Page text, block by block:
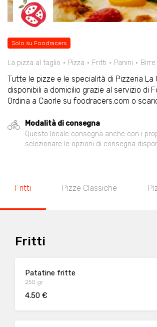
Solo su Foodracers
La pizza al taglio Pizza Fritti Panini Birre
Tutte le pizze e le specialità di Pizzeria La
disponibili a domicilio grazie al servizio di
Ordina a Caorle su foodracers.com o
Modalità di consegna
Questo locale consegna anche con i
selezionare le opzioni di consegna
Fritti Pizze Classiche
Fritti
Patatine fritte
250 gr
4.50 €